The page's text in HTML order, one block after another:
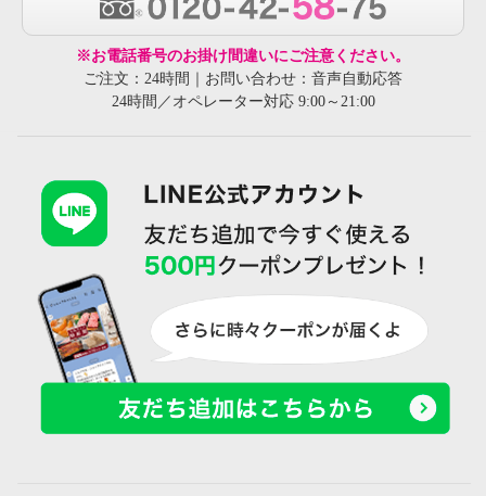
※お電話番号のお掛け間違いにご注意ください。
ご注文：24時間｜お問い合わせ：音声自動応答
24時間／オペレーター対応 9:00～21:00